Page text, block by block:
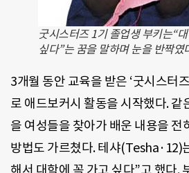
굿시스터즈 1기 졸업생 부키는“
싶다”는 꿈을 말하며 눈을 반짝였
3개월 동안 교육을 받은 ‘굿시스터
로 애드보커시 활동을 시작했다. 같
을 여성들을 찾아가 배운 내용을 전
방법도 가르쳤다. 테샤(Tesha·12)